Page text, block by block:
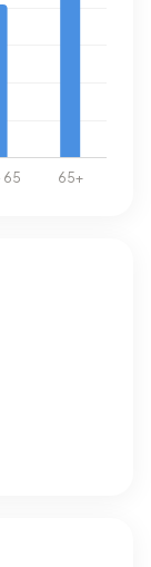
zijn G (39%),
adres in
Daarmee ligt